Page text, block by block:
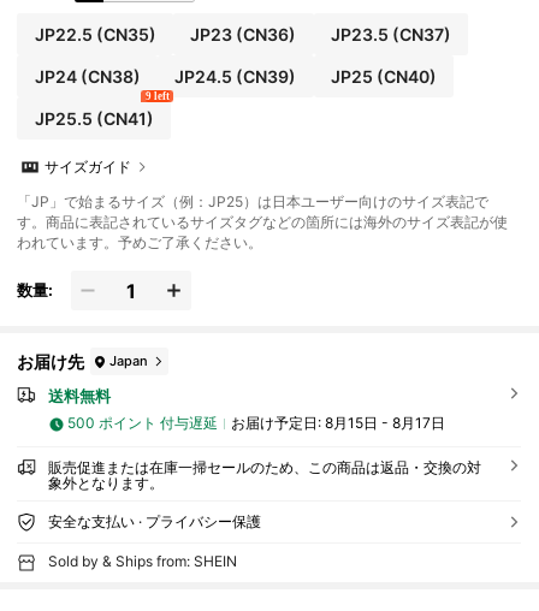
JP22.5 (CN35) JP23 (CN36) JP23.5 (CN37)
JP24(CN38) JP24.5 (CN39) JP25 (CN40)
JP25.5 (CN41)
9 left
サイズガイド
「JP」で始まるサイズ（例：JP25）は日本ユーザー向けのサイズ表記で
す。商品に表記されているサイズタグなどの箇所には海外のサイズ表記が使
われています。予めご了承ください。
数量:
お届け先 Japan
送料無料
500 ポイント 付与遅延 お届け予定日: 8月15日 - 8月17日
販売促進または在庫一掃セールのため、この商品は返品・交換の対
象外となります。
安全な支払い · プライバシー保護
Sold by & Ships from: SHEIN